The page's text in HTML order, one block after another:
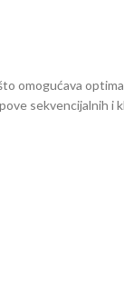
omogućava
sekvencijalnih i